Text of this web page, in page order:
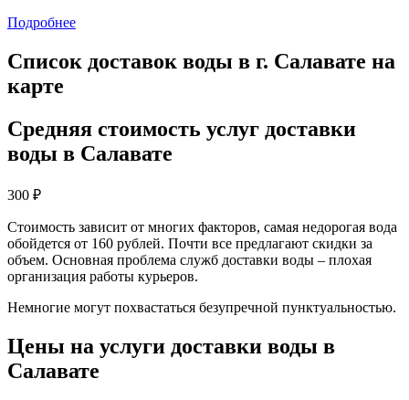
Подробнее
Список доставок воды в г. Салавате на
карте
Средняя стоимость услуг доставки
воды в Салавате
300 ₽
Стоимость зависит от многих факторов, самая недорогая вода
обойдется от 160 рублей. Почти все предлагают скидки за
объем. Основная проблема служб доставки воды – плохая
организация работы курьеров.
Немногие могут похвастаться безупречной пунктуальностью.
Цены на услуги доставки воды в
Салавате